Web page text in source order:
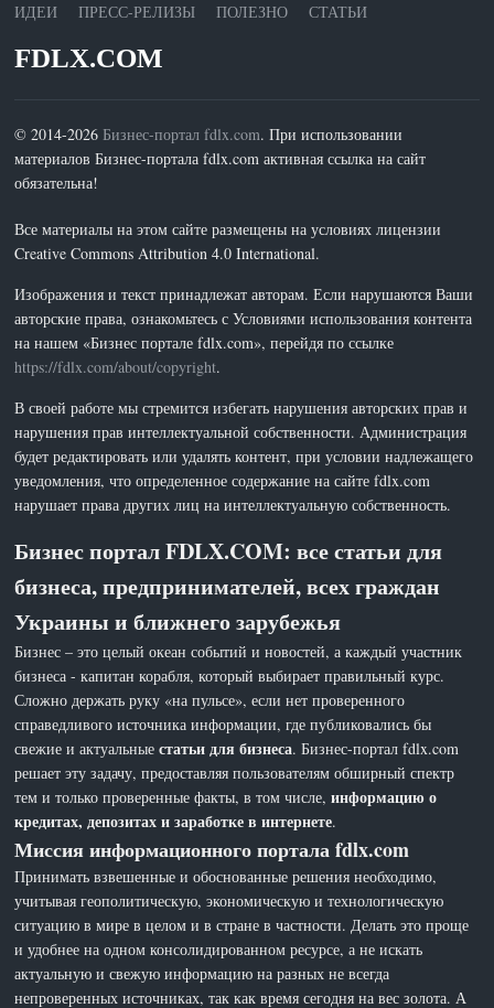
ИДЕИ
ПРЕСС-РЕЛИЗЫ ПОЛЕЗНО СТАТЬИ
FDLX.COM
© 2014-2026Бизнес-портал fdlx.com. При использовании
материалов Бизнес-портала fdlx.com активная ссылка на сайт
обязательна!
Все материалы на этом сайте размещены на условиях лицензии
Creative Commons Attribution 4.0 International.
Изображения и текст принадлежат авторам. Если нарушаются Ваши
авторские права, ознакомьтесь с Условиями использования контента
на нашем «Бизнес портале fdlx.com», перейдя по ссылке
https://fdlx.com/about/copyright.
В своей работе мы стремится избегать нарушения авторских прав и
нарушения прав интеллектуальной собственности. Администрация
будет редактировать или удалять контент, при условии надлежащего
уведомления, что определенное содержание на сайте fdlx.com
нарушает права других лиц на интеллектуальную собственность.
Бизнес портал FDLX.COM: все статьи для
бизнеса, предпринимателей, всех граждан
Украины и ближнего зарубежья
Бизнес – это целый океан событий и новостей, а каждый участник
бизнеса - капитан корабля, который выбирает правильный курс.
Сложно держать руку «на пульсе», если нет проверенного
справедливого источника информации, где публиковались бы
свежие и актуальныестатьи для бизнеса. Бизнес-портал fdlx.com
решает эту задачу, предоставляя пользователям обширный спектр
тем и только проверенные факты, в том числе,информацию о
кредитах, депозитах и заработке в интернете.
Миссия информационного портала fdlx.com
Принимать взвешенные и обоснованные решения необходимо,
учитывая геополитическую, экономическую и технологическую
ситуацию в мире в целом и в стране в частности. Делать это проще
и удобнее на одном консолидированном ресурсе, а не искать
актуальную и свежую информацию на разных не всегда
непроверенных источниках, так как время сегодня на вес золота. А